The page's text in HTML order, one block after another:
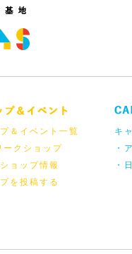
＆イベント一覧
クショップ
ョップ情報
を投稿する
キ
・
・